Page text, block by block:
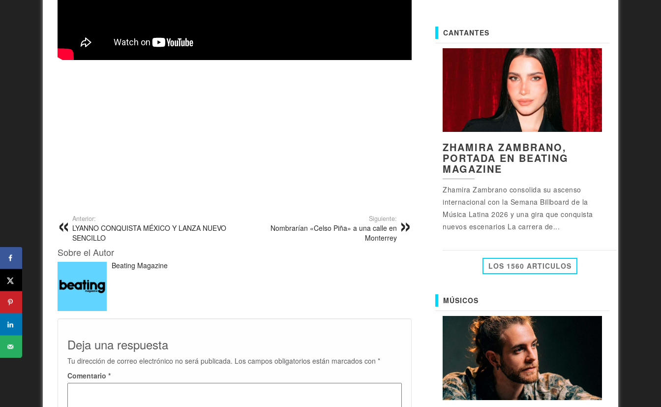
Anterior:
LYANNO CONQUISTA MÉXICO Y LANZA NUEVO
SENCILLO
Siguiente:
Nombrarían «Celso Piña» a una calle en
Monterrey
Sobre el Autor
Beating Magazine
Deja una respuesta
Tu dirección de correo electrónico no será publicada. Los campos obligatorios están marcados con *
Comentario *
CANTANTES
ZHAMIRA ZAMBRANO,
PORTADA EN BEATING
MAGAZINE
Zhamira Zambrano consolida su ascenso
internacional con la Semana Billboard de la
Música Latina 2026 y una gira que conquista
nuevos escenarios La carrera de...
LOS 1560 ARTICULOS
MÚSICOS